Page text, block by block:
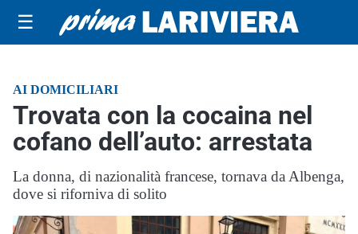
☰
AI DOMICILIARI
Trovata con la cocaina nel
cofano dell’auto: arrestata
La donna, di nazionalità francese, tornava da Albenga,
dove si riforniva di solito